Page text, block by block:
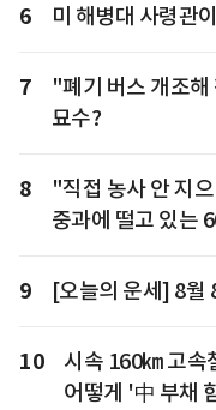
6 미 해병대 사령관
7
"폐기 버스 개조
묘수?
8
"직접 농사 안 지
중과에 떨고 있는
9 [오늘의 운세] 8월
10
시속 160㎞ 고
어떻게 '中 부채